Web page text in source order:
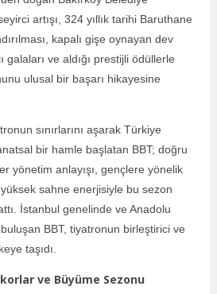
artışı, 324 yıllık tarihi Baruthane
kapalı gişe oynayan dev
galaları ve aldığı prestijli ödüllerle
ulusal bir başarı hikayesine
sınırlarını aşarak Türkiye
bir hamle başlatan BBT; doğru
yönetim anlayışı, gençlere yönelik
sahne enerjisiyle bu sezon
İstanbul genelinde ve Anadolu
BBT, tiyatronun birleştirici ve
taşıdı.
ve Büyüme Sezonu